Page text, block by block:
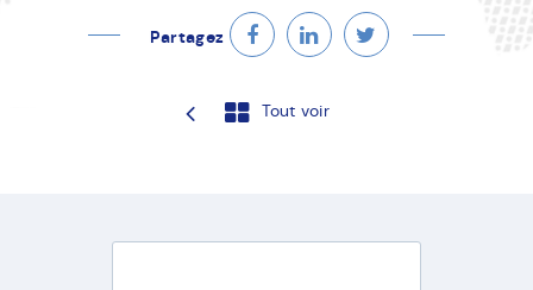
Partagez
Tout voir